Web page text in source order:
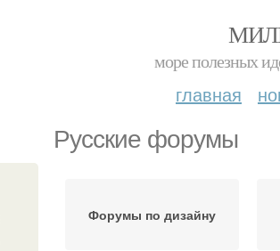
море полезных
главная
Русские форумы
Форумы по дизайну